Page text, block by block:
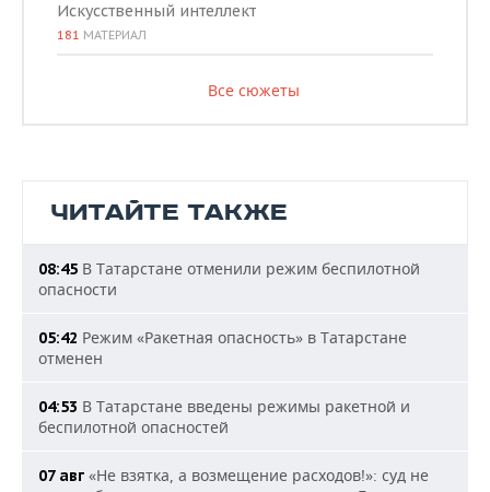
Искусственный интеллект
181 МАТЕРИАЛ
Все сюжеты
ЧИТАЙТЕ ТАКЖЕ
08:45 В Татарстане отменили режим беспилотной
опасности
05:42 Режим «Ракетная опасность» в Татарстане
отменен
04:53 В Татарстане введены режимы ракетной и
беспилотной опасностей
07 авг «Не взятка, а возмещение расходов!»: суд не